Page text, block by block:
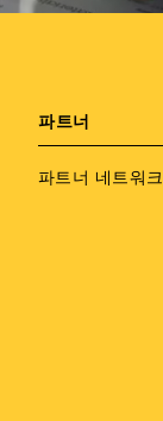
파트너
파트너 네트워크